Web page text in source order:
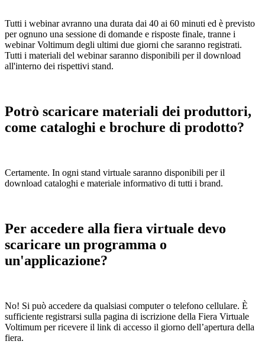
Tutti i webinar avranno una durata dai 40 ai 60 minuti ed è previsto
per ognuno una sessione di domande e risposte finale, tranne i
webinar Voltimum degli ultimi due giorni che saranno registrati.
Tutti i materiali del webinar saranno disponibili per il download
all'interno dei rispettivi stand.
Potrò scaricare materiali dei produttori,
come cataloghi e brochure di prodotto?
Certamente. In ogni stand virtuale saranno disponibili per il
download cataloghi e materiale informativo di tutti i brand.
Per accedere alla fiera virtuale devo
scaricare un programma o
un'applicazione?
No! Si può accedere da qualsiasi computer o telefono cellulare. È
sufficiente registrarsi sulla pagina di iscrizione della Fiera Virtuale
Voltimum per ricevere il link di accesso il giorno dell’apertura della
fiera.